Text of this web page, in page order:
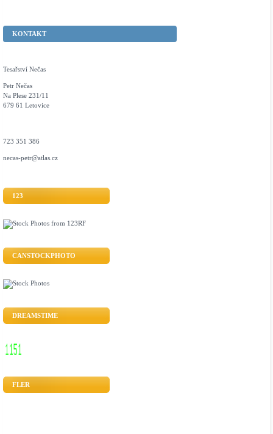
KONTAKT
Tesařství Nečas
Petr Nečas
Na Plese 231/11
679 61 Letovice
723 351 386
necas-petr@atlas.cz
123
CANSTOCKPHOTO
DREAMSTIME
FLER